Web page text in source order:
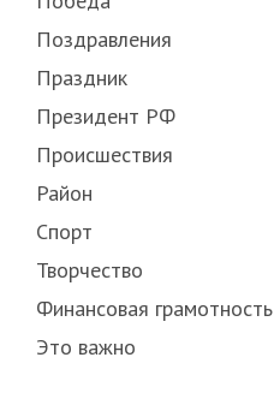
Поздравления
Праздник
Президент РФ
Происшествия
Район
Спорт
Творчество
Финансовая грамотность
Это важно